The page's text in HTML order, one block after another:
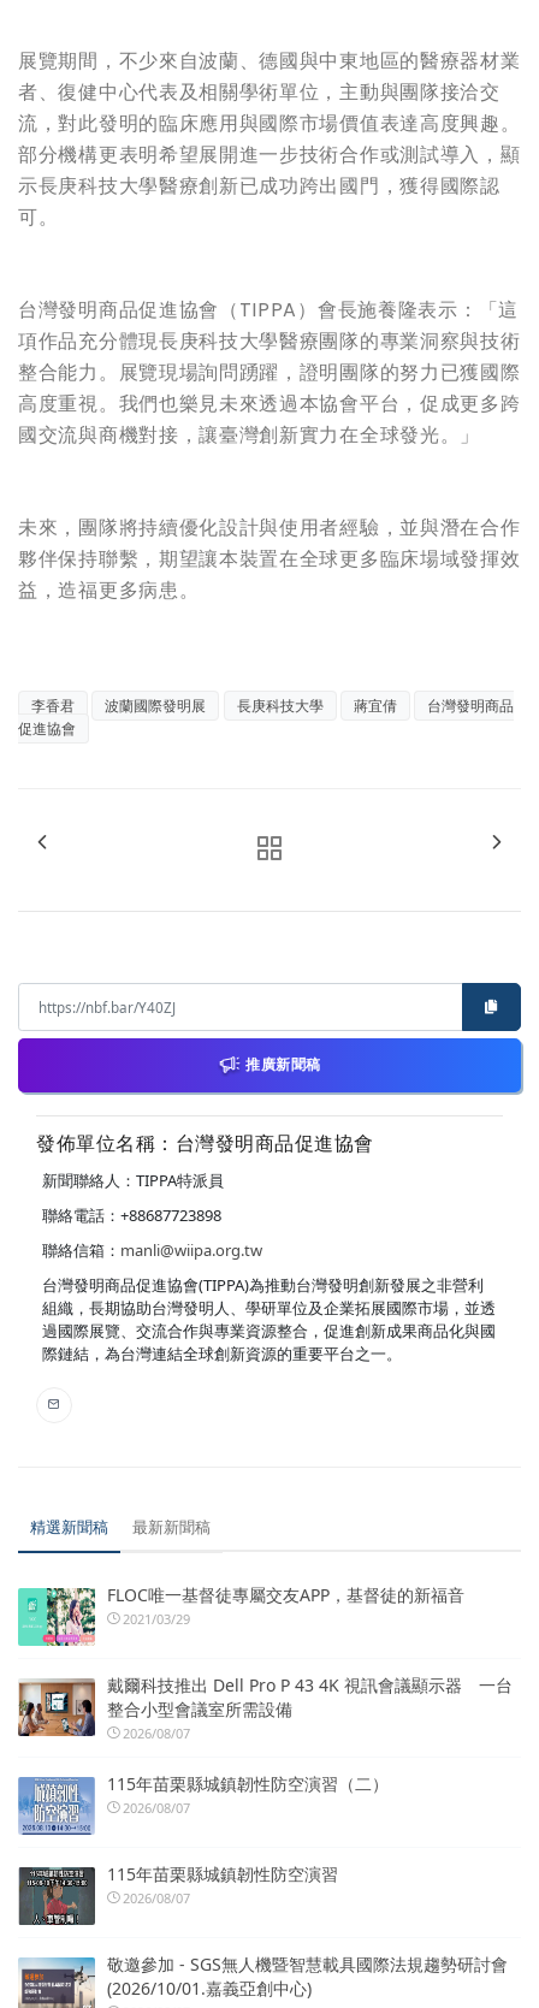
展覽期間，不少來自波蘭、德國與中東地區的醫療器材業
者、復健中心代表及相關學術單位，主動與團隊接洽交
流，對此發明的臨床應用與國際市場價值表達高度興趣。
部分機構更表明希望展開進一步技術合作或測試導入，顯
示長庚科技大學醫療創新已成功跨出國門，獲得國際認
可。
台灣發明商品促進協會（TIPPA）會長施養隆表示：「這
項作品充分體現長庚科技大學醫療團隊的專業洞察與技術
整合能力。展覽現場詢問踴躍，證明團隊的努力已獲國際
高度重視。我們也樂見未來透過本協會平台，促成更多跨
國交流與商機對接，讓臺灣創新實力在全球發光。」
未來，團隊將持續優化設計與使用者經驗，並與潛在合作
夥伴保持聯繫，期望讓本裝置在全球更多臨床場域發揮效
益，造福更多病患。
李香君 波蘭國際發明展 長庚科技大學 蔣宜倩
台灣發明商品
促進協會
推廣新聞稿
發佈單位名稱：台灣發明商品促進協會
新聞聯絡人：TIPPA特派員
聯絡電話：+88687723898
聯絡信箱： manli@wiipa.org.tw
台灣發明商品促進協會(TIPPA)為推動台灣發明創新發展之非營利
組織，長期協助台灣發明人、學研單位及企業拓展國際市場，並透
過國際展覽、交流合作與專業資源整合，促進創新成果商品化與國
際鏈結，為台灣連結全球創新資源的重要平台之一。
精選新聞稿 最新新聞稿
FLOC唯一基督徒專屬交友APP，基督徒的新福音
2021/03/29
戴爾科技推出 Dell Pro P 43 4K 視訊會議顯示器 一台
整合小型會議室所需設備
2026/08/07
115年苗栗縣城鎮韌性防空演習（二）
2026/08/07
115年苗栗縣城鎮韌性防空演習
2026/08/07
敬邀參加 - SGS無人機暨智慧載具國際法規趨勢研討會
(2026/10/01.嘉義亞創中心)